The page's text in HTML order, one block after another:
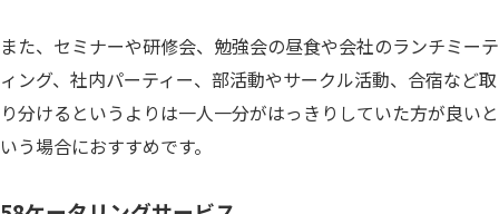
また、セミナーや研修会、勉強会の昼食や会社のランチミーテ
ィング、社内パーティー、部活動やサークル活動、合宿など取
り分けるというよりは一人一分がはっきりしていた方が良いと
いう場合におすすめです。